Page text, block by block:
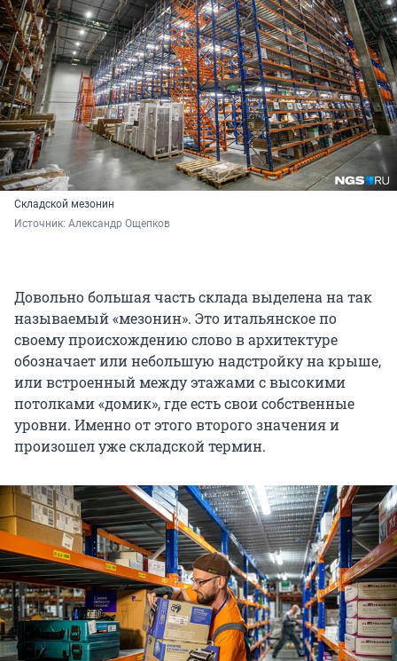
Складской мезонин
Источник: Александр Ощепков
Довольно большая часть склада выделена на так
называемый «мезонин». Это итальянское по
своему происхождению слово в архитектуре
обозначает или небольшую надстройку на крыше,
или встроенный между этажами с высокими
потолками «домик», где есть свои собственные
уровни. Именно от этого второго значения и
произошел уже складской термин.